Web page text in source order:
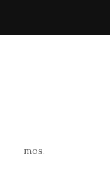
mos.